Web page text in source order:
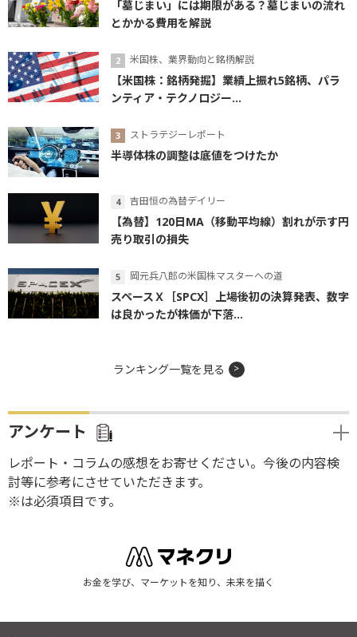
「墓じまい」には期限がある？墓じまいの流れ
とかかる費用を解説
米国株、業界動向と銘柄解説
【米国株：銘柄発掘】業績上振れ5銘柄、パラ
ンティア・テクノロジー...
ストラテジーレポート
半導体株の調整は底値をつけたか
吉田恒の為替デイリー
【為替】120日MA（移動平均線）割れが示す円
売り取引の損失
岡元兵八郎の米国株マスターへの道
スペースＸ［SPCX］上場後初の決算発表、数字
は良かったが株価が下落...
ランキング一覧を見る
アンケート
レポート・コラムの感想をお寄せください。今後の内容検
討等に参考にさせていただきます。
※は必須項目です。
お金を学び、マーケットを知り、未来を描く